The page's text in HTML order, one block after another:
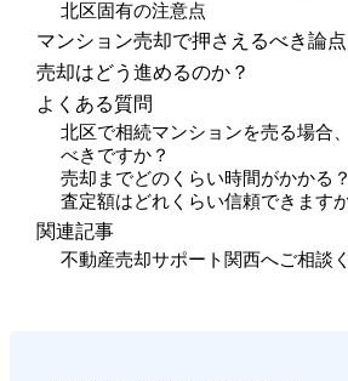
北区固有の注意点
マンション売却で押さえるべき論点
売却はどう進めるのか？
よくある質問
北区で相続マンションを売る場合
べきですか？
売却までどのくらい時間がかかる？
査定額はどれくらい信頼できます
関連記事
不動産売却サポート関西へご相談